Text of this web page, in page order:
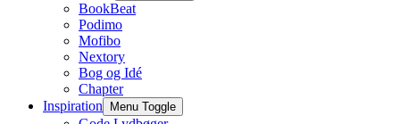
BookBeat
Podimo
Mofibo
Nextory
Bog og Idé
Chapter
Inspiration
Menu Toggle